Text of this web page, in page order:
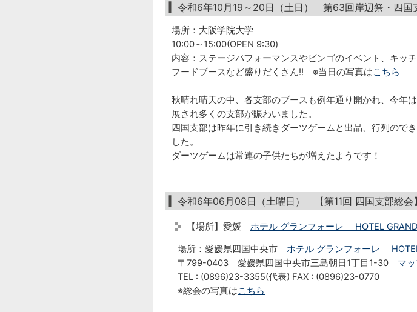
令和6年10月19～20日（土日） 第63回岸辺祭・四国
場所：大阪学院大学
10:00～15:00(OPEN 9:30)
内容：ステージパフォーマンスやビンゴのイベント、キッ
フードブースなど盛りだくさん‼️ ※当日の写真はこちら
秋晴れ晴天の中、各支部のブースも例年通り開かれ、今年
展され多くの支部が賑わいました。
四国支部は昨年に引き続きダーツゲームと出品、行列ので
した。
ダーツゲームは常連の子供たちが増えたようです！
令和6年06月08日（土曜日） 【第11回 四国支部総会
【場所】愛媛 ホテル グランフォーレ HOTEL
場所：愛媛県四国中央市 ホテル グランフォーレ
〒799-0403 愛媛県四国中央市三島朝日1丁目1-30 マ
TEL : (0896)23-3355(代表) FAX : (0896)23-0770
※総会の写真はこちら